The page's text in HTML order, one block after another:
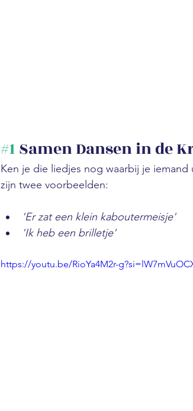
#1 Samen Dansen in de
Ken je die liedjes nog waarbij je
zijn twee voorbeelden:
'Er zat een klein kaboutermeisje'
'Ik heb een brilletje'
https://youtu.be/RioYa4M2r-